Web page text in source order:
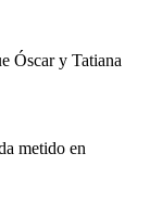
Óscar y Tatiana
metido en